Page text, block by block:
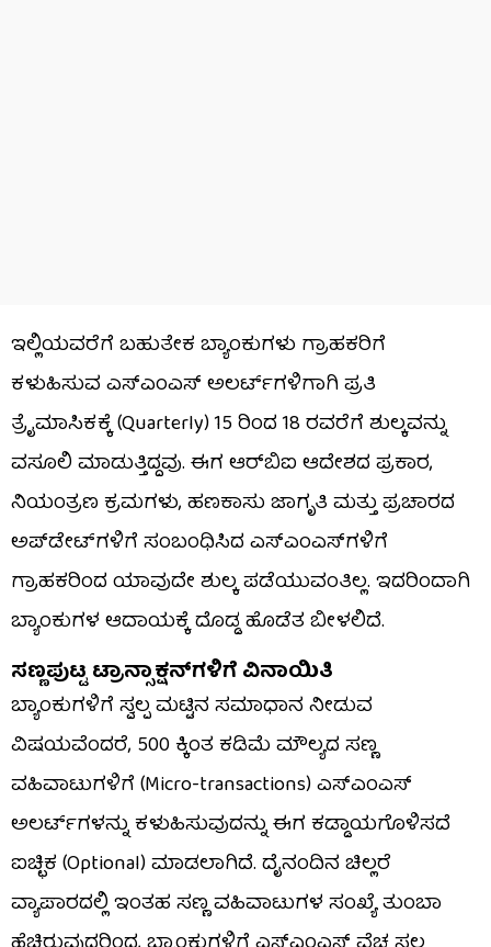
ಇಲ್ಲಿಯವರೆಗೆ ಬಹುತೇಕ ಬ್ಯಾಂಕುಗಳು ಗ್ರಾಹಕರಿಗೆ
ಕಳುಹಿಸುವ ಎಸ್‌ಎಂಎಸ್ ಅಲರ್ಟ್‌ಗಳಿಗಾಗಿ ಪ್ರತಿ
ತ್ರೈಮಾಸಿಕಕ್ಕೆ (Quarterly) ₹15 ರಿಂದ ₹18 ರವರೆಗೆ ಶುಲ್ಕವನ್ನು
ವಸೂಲಿ ಮಾಡುತ್ತಿದ್ದವು. ಈಗ ಆರ್‌ಬಿಐ ಆದೇಶದ ಪ್ರಕಾರ,
ನಿಯಂತ್ರಣ ಕ್ರಮಗಳು, ಹಣಕಾಸು ಜಾಗೃತಿ ಮತ್ತು ಪ್ರಚಾರದ
ಅಪ್‌ಡೇಟ್‌ಗಳಿಗೆ ಸಂಬಂಧಿಸಿದ ಎಸ್‌ಎಂಎಸ್‌ಗಳಿಗೆ
ಗ್ರಾಹಕರಿಂದ ಯಾವುದೇ ಶುಲ್ಕ ಪಡೆಯುವಂತಿಲ್ಲ. ಇದರಿಂದಾಗಿ
ಬ್ಯಾಂಕುಗಳ ಆದಾಯಕ್ಕೆ ದೊಡ್ಡ ಹೊಡೆತ ಬೀಳಲಿದೆ.
ಸಣ್ಣಪುಟ್ಟ ಟ್ರಾನ್ಸಾಕ್ಷನ್‌ಗಳಿಗೆ ವಿನಾಯಿತಿ
ಬ್ಯಾಂಕುಗಳಿಗೆ ಸ್ವಲ್ಪ ಮಟ್ಟಿನ ಸಮಾಧಾನ ನೀಡುವ
ವಿಷಯವೆಂದರೆ, ₹500 ಕ್ಕಿಂತ ಕಡಿಮೆ ಮೌಲ್ಯದ ಸಣ್ಣ
ವಹಿವಾಟುಗಳಿಗೆ (Micro-transactions) ಎಸ್‌ಎಂಎಸ್
ಅಲರ್ಟ್‌ಗಳನ್ನು ಕಳುಹಿಸುವುದನ್ನು ಈಗ ಕಡ್ಡಾಯಗೊಳಿಸದೆ
ಐಚ್ಛಿಕ (Optional) ಮಾಡಲಾಗಿದೆ. ದೈನಂದಿನ ಚಿಲ್ಲರೆ
ವ್ಯಾಪಾರದಲ್ಲಿ ಇಂತಹ ಸಣ್ಣ ವಹಿವಾಟುಗಳ ಸಂಖ್ಯೆ ತುಂಬಾ